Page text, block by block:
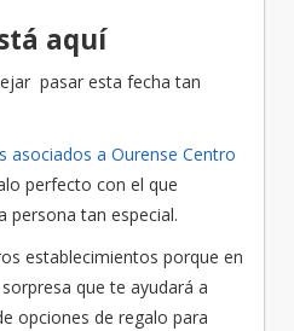
aquí
pasar esta fecha tan
asociados a Ourense Centro
perfecto con el que
persona tan especial.
establecimientos porque en
que te ayudará a
opciones de regalo para